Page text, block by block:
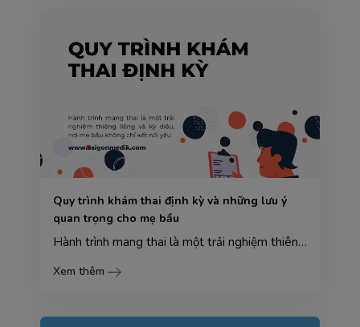
Quy trình khám thai định kỳ và những lưu ý
quan trọng cho mẹ bầu
Hành trình mang thai là một trải nghiệm thiêng liêng và kỳ diệu, nơi mẹ bầu không chỉ kết nối yêu th...
Xem thêm